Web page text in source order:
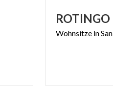
ROTINGO
Wohnsitze inSan